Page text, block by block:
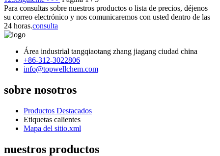
Para consultas sobre nuestros productos o lista de precios, déjenos
su correo electrónico y nos comunicaremos con usted dentro de las
24 horas.consulta
Área industrial tangqiaotang zhang jiagang ciudad china
+86-312-3022806
info@topwellchem.com
sobre nosotros
Productos Destacados
Etiquetas calientes
Mapa del sitio.xml
nuestros productos